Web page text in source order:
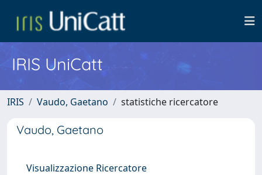
IRIS UniCatt
IRIS Vaudo, Gaetano statistiche ricercatore
Vaudo, Gaetano
Visualizzazione Ricercatore